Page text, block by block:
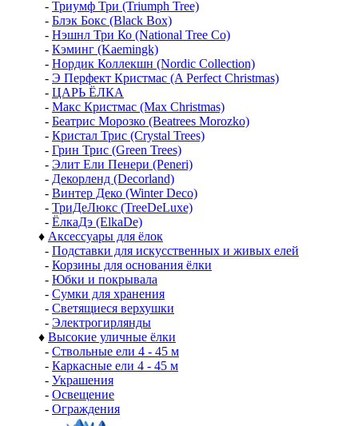
- Триумф Три (Triumph Tree)
- Блэк Бокс (Black Box)
- Нэшнл Три Ко (National Tree Co)
- Кэминг (Kaemingk)
- Нордик Коллекшн (Nordic Collection)
- Э Перфект Кристмас (A Perfect Christmas)
- ЦАРЬ ЁЛКА
- Макс Кристмас (Max Christmas)
- Беатрис Морозко (Beatrees Morozko)
- Кристал Трис (Crystal Trees)
- Грин Трис (Green Trees)
- Элит Ели Пенери (Peneri)
- Декорленд (Decorland)
- Винтер Деко (Winter Deco)
- ТриДеЛюкс (TreeDeLuxe)
- ЁлкаДэ (ElkaDe)
♦ Аксессуары для ёлок
- Подставки для искусственных и живых елей
- Корзины для основания ёлки
- Юбки и покрывала
- Сумки для хранения
- Светящиеся верхушки
- Электрогирлянды
♦ Высокие уличные ёлки
- Ствольные ели 4 - 45 м
- Каркасные ели 4 - 45 м
- Украшения
- Освещение
- Ограждения